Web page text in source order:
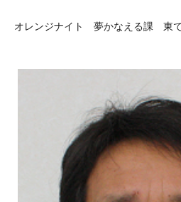
オレンジナイト 夢かなえる課 東で